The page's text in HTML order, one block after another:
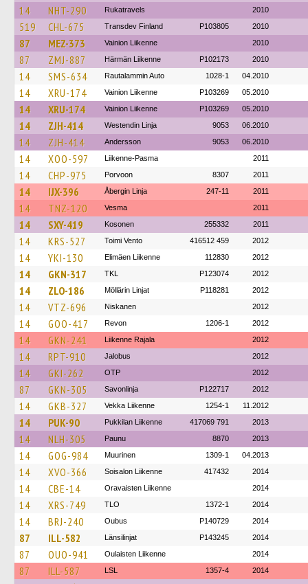
14 NHT-290 Rukatravels 2010
519 CHL-675 Transdev Finland P103805 2010
87 MEZ-373 Vainion Liikenne 2010
87 ZMJ-887 Härmän Liikenne P102173 2010
14 SMS-634 Rautalammin Auto 1028-1 04.2010
14 XRU-174 Vainion Liikenne P103269 05.2010
14 XRU-174 Vainion Liikenne P103269 05.2010
14 ZJH-414 Westendin Linja 9053 06.2010
14 ZJH-414 Andersson 9053 06.2010
14 XOO-597 Liikenne-Pasma 2011
14 CHP-975 Porvoon 8307 2011
14 IJX-396 Åbergin Linja 247-11 2011
14 TNZ-120 Vesma 2011
14 SXY-419 Kosonen 255332 2011
14 KRS-527 Toimi Vento 416512 459 2012
14 YKI-130 Elimäen Liikenne 112830 2012
14 GKN-317 TKL P123074 2012
14 ZLO-186 Möllärin Linjat P118281 2012
14 VTZ-696 Niskanen 2012
14 GOO-417 Revon 1206-1 2012
14 GKN-241 Liikenne Rajala 2012
14 RPT-910 Jalobus 2012
14 GKI-262 OTP 2012
87 GKN-305 Savonlinja P122717 2012
14 GKB-327 Vekka Liikenne 1254-1 11.2012
14 PUK-90 Pukkilan Liikenne 417069 791 2013
14 NLH-305 Paunu 8870 2013
14 GOG-984 Muurinen 1309-1 04.2013
14 XVO-366 Soisalon Liikenne 417432 2014
14 CBE-14 Oravaisten Liikenne 2014
14 XRS-749 TLO 1372-1 2014
14 BRJ-240 Oubus P140729 2014
87 ILL-582 Länsilinjat P143245 2014
87 OUO-941 Oulaisten Liikenne 2014
87 ILL-587 LSL 1357-4 2014